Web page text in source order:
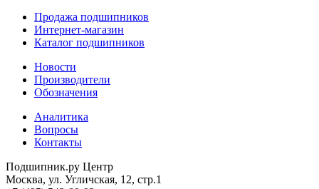
Продажа подшипников
Интернет-магазин
Каталог подшипников
Новости
Производители
Обозначения
Аналитика
Вопросы
Контакты
Подшипник.ру Центр
Москва, ул. Угличская, 12, стр.1